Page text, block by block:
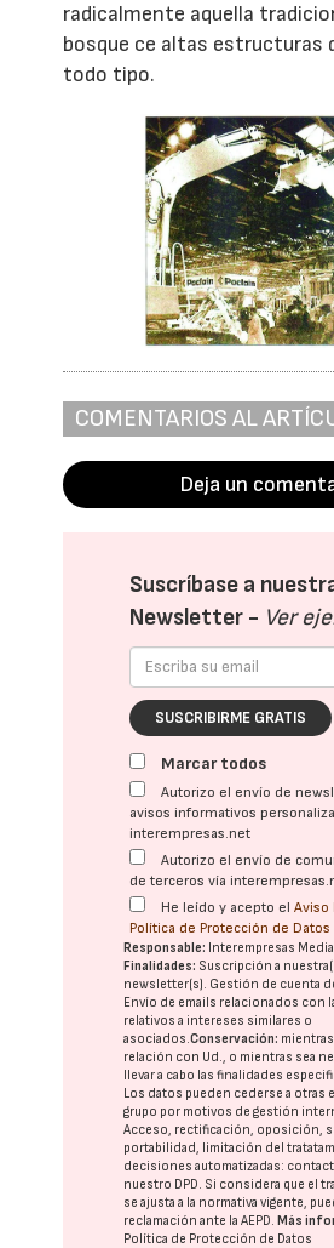
radicalmente aquella
bosque ce altas estructuras
todo tipo.
COMENTARIOS AL
Deja un
Suscríbase a
Newsletter - Ver
SUSCRIBIRME GRATIS
Marcar todos
Autorizo el envío de
avisos informativos
interempresas.net
Autorizo el envío de
de terceros vía
He leído y acepto elAviso
Política de Protección de Datos
Responsable: Interempresas
Finalidades: Suscripción a
newsletter(s). Gestión de cuenta
Envío de emails relacionados con
relativos a intereses similares o
asociados.Conservación:
relación con Ud., o mientras sea
llevar a cabo las finalidades
Los datos pueden cederse a otras
grupo por motivos de gestión
Acceso, rectificación, oposición,
portabilidad, limitación del
decisiones automatizadas:
nuestro DPD. Si considera que el
se ajusta a la normativa vigente,
reclamación ante laAEPD.Más
Política de Protección de Datos